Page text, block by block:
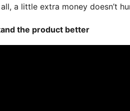
a little extra money doesn’t
the product better